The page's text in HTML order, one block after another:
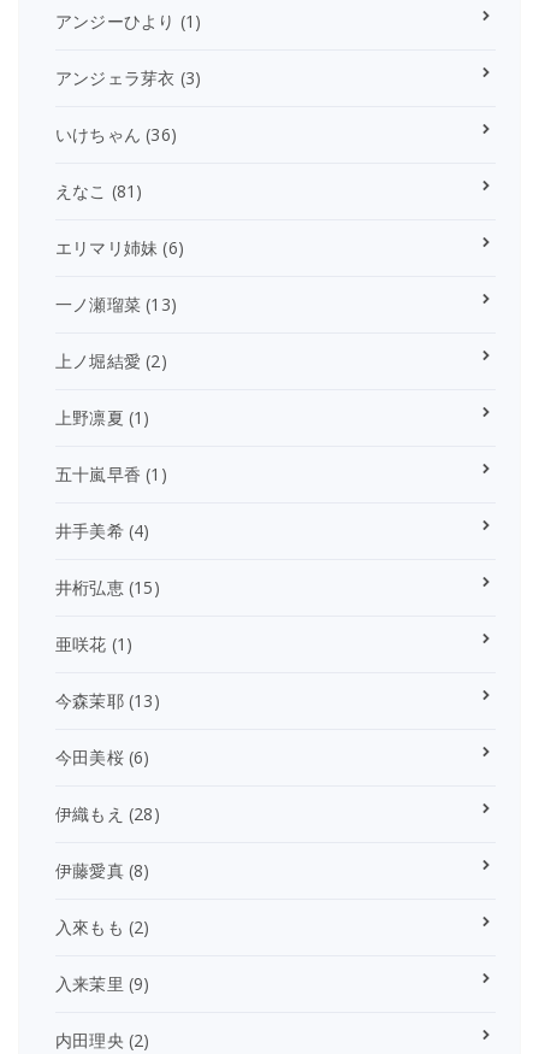
アンジーひより (1)
アンジェラ芽衣 (3)
いけちゃん (36)
えなこ (81)
エリマリ姉妹 (6)
一ノ瀬瑠菜 (13)
上ノ堀結愛 (2)
上野凛夏 (1)
五十嵐早香 (1)
井手美希(4)
井桁弘恵(15)
亜咲花 (1)
今森茉耶(13)
今田美桜(6)
伊織もえ (28)
伊藤愛真(8)
入來もも (2)
入来茉里 (9)
内田理央 (2)